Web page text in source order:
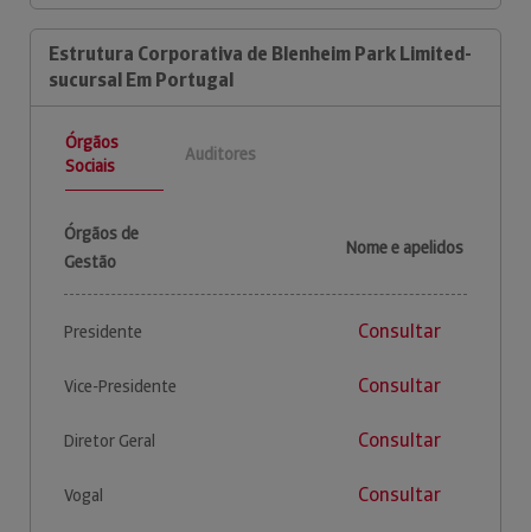
Estrutura Corporativa de Blenheim Park Limited-
sucursal Em Portugal
Órgãos
Sociais
Auditores
Órgãos de
Gestão
Nome e apelidos
Presidente Consultar
Vice-Presidente Consultar
Diretor Geral Consultar
Vogal Consultar